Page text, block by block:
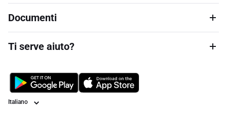
Documenti
Ti serve aiuto?
Lingua